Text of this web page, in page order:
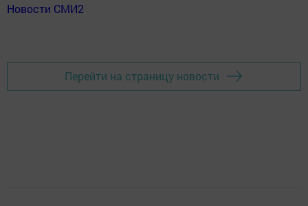
Новости СМИ2
Перейти на страницу новости